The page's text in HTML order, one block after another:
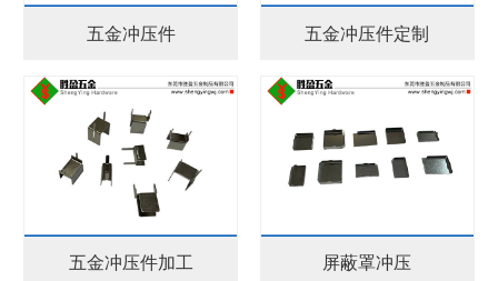
五金冲压件 五金冲压件定制
五金冲压件加工 屏蔽罩冲压